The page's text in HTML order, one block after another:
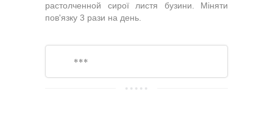
растолченной сирої листя бузини. Міняти
пов'язку 3 рази на день.
***